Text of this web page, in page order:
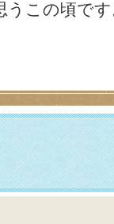
うこの頃で